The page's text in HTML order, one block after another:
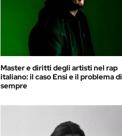
Master e diritti degli artisti nel rap
italiano: il caso Ensi e il problema di
sempre